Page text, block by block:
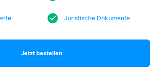
Juristische Dokumente
Jetzt bestellen